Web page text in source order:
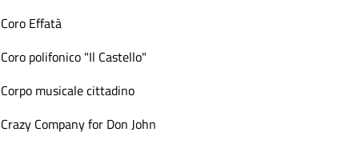
Coro Effatà
Coro polifonico "Il Castello"
Corpo musicale cittadino
Crazy Company for Don John